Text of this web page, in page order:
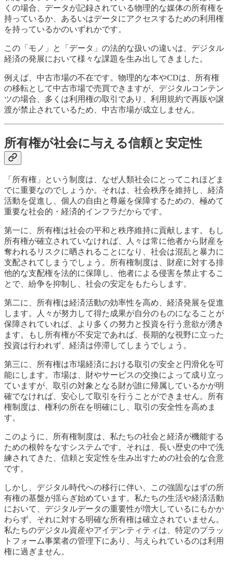
くの場合、データが記録されている物理的な媒体の所有権を
持っているか、あるいはデータにアクセスするための利用権
を持っているかのいずれかです。
この「モノ」と「データ」の法的な扱いの違いは、デジタル
経済の発展において様々な課題を生み出してきました。
例えば、中古市場の不在です。物理的な本やCDは、所有権
の移転として中古市場で売買できますが、デジタルコンテン
ツの場合、多くは利用権の取引であり、利用規約で再販や譲
渡が禁止されているため、中古市場が成立しません。
所有権が社会に与える信頼と安定性
「所有権」という制度は、なぜ人類社会にとってこれほどま
でに重要なのでしょうか。それは、社会秩序を維持し、経済
活動を促進し、個人の自由と尊厳を保障するための、極めて
重要な社会的・経済的インフラだからです。
第一に、所有権は社会の平和と秩序維持に貢献します。もし
所有権が確立されていなければ、人々は常に他者から財産を
奪われるリスクに晒されることになり、社会は混乱と暴力に
支配されてしまうでしょう。所有権制度は、財産に対する排
他的な支配権を法的に保障し、他者による侵害を禁止するこ
とで、紛争を抑制し、社会の安定をもたらします。
第二に、所有権は経済活動の効率性を高め、経済発展を促進
します。人々が努力して得た成果が自分のものになることが
保障されていれば、より多くの努力と投資を行う意欲が湧き
ます。もし所有権が不安定であれば、長期的な視野に立った
投資は行われず、経済は停滞してしまうでしょう。
第三に、所有権は市場経済における取引の安全と円滑化を可
能にします。市場は、財やサービスの交換によって成り立っ
ていますが、取引の対象となる財が誰に帰属しているかが明
確でなければ、安心して取引を行うことができません。所有
権制度は、権利の所在を明確にし、取引の安全性を高めま
す。
このように、所有権制度は、私たちの社会と経済が機能する
ための根幹をなすシステムです。それは、長い歴史の中で洗
練されてきた、信頼と安定性を生み出すための社会的な合意
です。
しかし、デジタル時代への移行に伴い、この強固なはずの所
有権の基盤が揺らぎ始めています。私たちの生活や経済活動
において、デジタルデータの重要性が増大しているにもかか
わらず、それに対する明確な所有権は確立されていません。
私たちのデジタル資産やアイデンティティは、特定のプラッ
トフォーム事業者の管理下にあり、与えられているのは利用
権に過ぎません。